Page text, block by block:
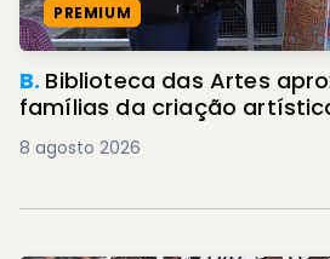
PREMIUM
B. Biblioteca das Artes
famílias da criação
8 agosto 2026